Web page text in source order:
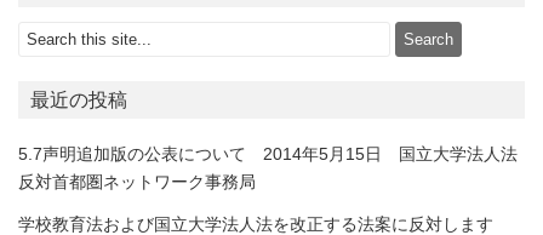
最近の投稿
5.7声明追加版の公表について 2014年5月15日 国立大学法人法
反対首都圏ネットワーク事務局
学校教育法および国立大学法人法を改正する法案に反対します